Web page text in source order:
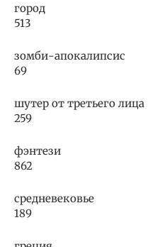
город
513
зомби-апокалипсис
69
шутер от третьего лица
259
фэнтези
862
средневековье
189